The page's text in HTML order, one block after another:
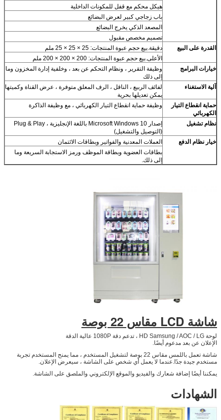
هيكل محكم مع قفل للمكونات الداخلية
باب زجاجي كبير لعرض البضائع
المصعد الذكي يخرج البضائع
تصميم مخصص مقبول
القدرة على البيع
دقيقة.بيع حجم عبوة المنتجات: 25 × 25 × 25 ملم
الأعلى.بيع حجم عبوة المنتجات: 200 × 200 × 200 ملم
خيارات البرامج
وظيفة التقرير ، ونظام التحكم عن بعد ، وخلفية إدارة المخزون وما
إلى ذلك
آلية الاستغناء
لفائف الربيع ، الناقل ، الرف المعلق متوفرة ، عرض القناة وكميتها
يمكن تعديلها بحرية
حماية انقطاع التيار
الكهربائي
وظيفة حماية انقطاع التيار الكهربائي ، مع وظيفة الذاكرة
نظام تشغيل
إصدار Microsoft Windows 10 باللغة الإنجليزية ، Plug & Play
(التوصيل والتشغيل)
خيار نظام الدفع
العملات المعدنية والفواتير وبطاقات الائتمان
بطاقات العضوية وبطاقة الموظف ورمز الاستجابة السريعة وما
إلى ذلك.
شاشة LCD مقاس 22 بوصة
لوحة HD Samsung / AOC / LG ، تدعم دقة 1080P عالية الدقة
الإعلان عن بعد مدعوم أيضًا.
شاشة تعمل باللمس مقاس 22 بوصة لتشغيل المستخدم ، مما يمنح المستخدم تجربة
مستخدم جيدة جدًا.عندما لا يعمل أي شخص على الشاشة ، سيعرض الإعلان.
يمكننا أيضًا إضافة شعارك والفيديو والموقع الإلكتروني والملصق على الشاشة.
الشهادات